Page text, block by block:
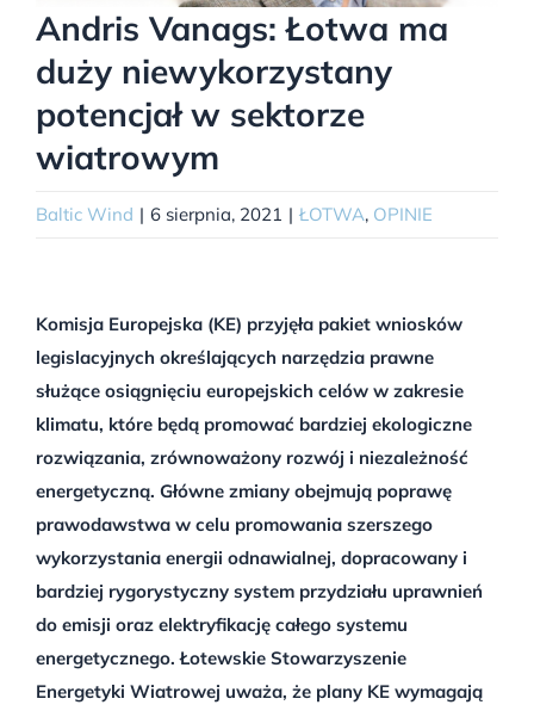
Andris Vanags: Łotwa ma
duży niewykorzystany
potencjał w sektorze
wiatrowym
Baltic Wind | 6 sierpnia, 2021 | ŁOTWA, OPINIE
Komisja Europejska (KE) przyjęła pakiet wniosków
legislacyjnych określających narzędzia prawne
służące osiągnięciu europejskich celów w zakresie
klimatu, które będą promować bardziej ekologiczne
rozwiązania, zrównoważony rozwój i niezależność
energetyczną. Główne zmiany obejmują poprawę
prawodawstwa w celu promowania szerszego
wykorzystania energii odnawialnej, dopracowany i
bardziej rygorystyczny system przydziału uprawnień
do emisji oraz elektryfikację całego systemu
energetycznego. Łotewskie Stowarzyszenie
Energetyki Wiatrowej uważa, że plany KE wymagają